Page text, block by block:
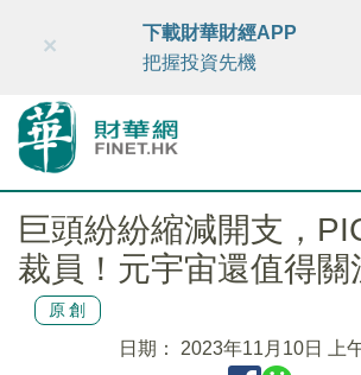
財華智庫網 FINTV FINMETA
×
下載財華財經APP
把握投資先機
巨頭紛紛縮減開支，
裁員！元宇宙還值得關
原創
日期： 2023年11月10日 上